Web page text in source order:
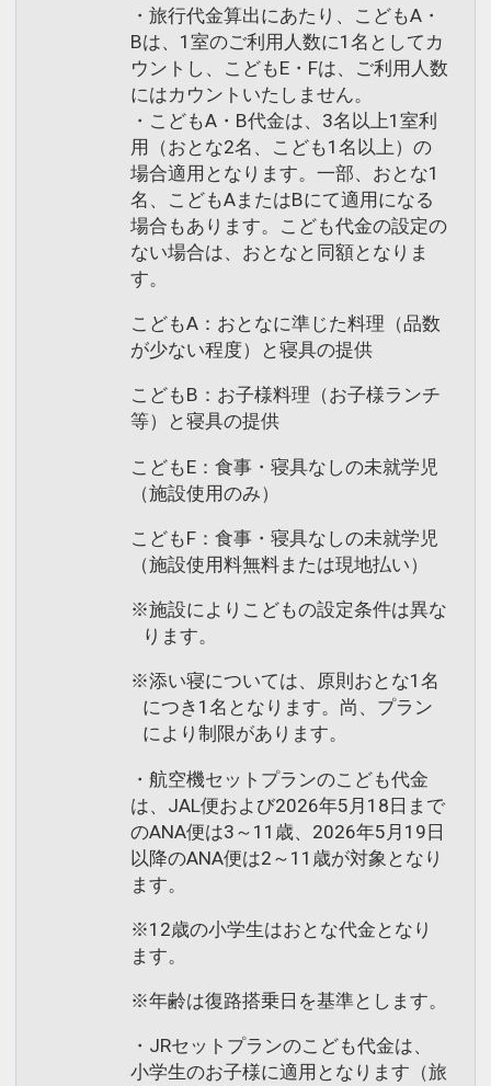
・旅行代金算出にあたり、こどもA・
Bは、1室のご利用人数に1名としてカ
ウントし、こどもE・Fは、ご利用人数
にはカウントいたしません。
・こどもA・B代金は、3名以上1室利
用（おとな2名、こども1名以上）の
場合適用となります。一部、おとな1
名、こどもAまたはBにて適用になる
場合もあります。こども代金の設定の
ない場合は、おとなと同額となりま
す。
こどもA：おとなに準じた料理（品数
が少ない程度）と寝具の提供
こどもB：お子様料理（お子様ランチ
等）と寝具の提供
こどもE：食事・寝具なしの未就学児
（施設使用のみ）
こどもF：食事・寝具なしの未就学児
（施設使用料無料または現地払い）
※施設によりこどもの設定条件は異な
ります。
※添い寝については、原則おとな1名
につき1名となります。尚、プラン
により制限があります。
・航空機セットプランのこども代金
は、JAL便および2026年5月18日まで
のANA便は3～11歳、2026年5月19日
以降のANA便は2～11歳が対象となり
ます。
※12歳の小学生はおとな代金となり
ます。
※年齢は復路搭乗日を基準とします。
・JRセットプランのこども代金は、
小学生のお子様に適用となります（旅